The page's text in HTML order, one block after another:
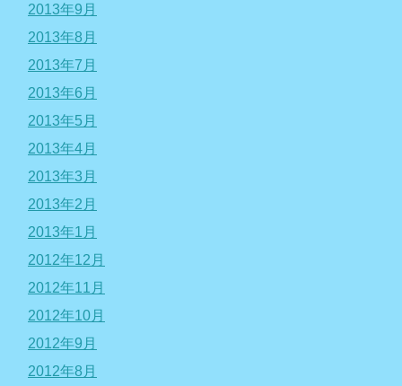
2013年9月
2013年8月
2013年7月
2013年6月
2013年5月
2013年4月
2013年3月
2013年2月
2013年1月
2012年12月
2012年11月
2012年10月
2012年9月
2012年8月